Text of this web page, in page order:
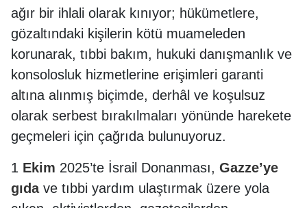
ağır bir ihlali olarak kınıyor; hükümetlere,
gözaltındaki kişilerin kötü muameleden
korunarak, tıbbi bakım, hukuki danışmanlık ve
konsolosluk hizmetlerine erişimleri garanti
altına alınmış biçimde, derhâl ve koşulsuz
olarak serbest bırakılmaları yönünde harekete
geçmeleri için çağrıda bulunuyoruz.
1 Ekim 2025’te İsrail Donanması, Gazze’ye
gıdave tıbbi yardım ulaştırmak üzere yola